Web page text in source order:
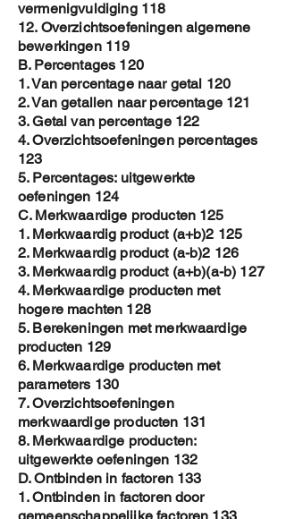
vermenigvuldiging 118
12. Overzichtsoefeningen algemene
bewerkingen 119
B. Percentages 120
1. Van percentage naar getal 120
2. Van getallen naar percentage 121
3. Getal van percentage 122
4. Overzichtsoefeningen percentages
123
5. Percentages: uitgewerkte
oefeningen 124
C. Merkwaardige producten 125
1. Merkwaardig product (a+b)2 125
2. Merkwaardig product (a-b)2 126
3. Merkwaardig product (a+b)(a-b) 127
4. Merkwaardige producten met
hogere machten 128
5. Berekeningen met merkwaardige
producten 129
6. Merkwaardige producten met
parameters 130
7. Overzichtsoefeningen
merkwaardige producten 131
8. Merkwaardige producten:
uitgewerkte oefeningen 132
D. Ontbinden in factoren 133
1. Ontbinden in factoren door